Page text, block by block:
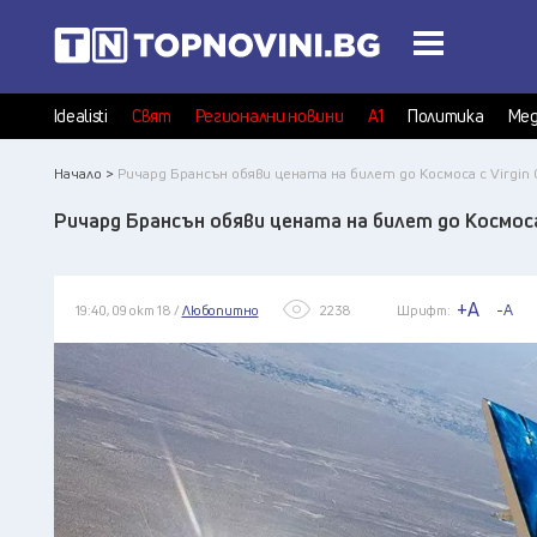
Idealisti Свят Регионални новини А1 Политика
Начало > Pичapд Бpaнcън oбяви цeнaтa нa билет до Космоса c Vіrgіn
Pичapд Бpaнcън oбяви цeнaтa нa билет до Космоса
19:40, 09 окт 18 / Любопитно 2238 Шрифт: +A -A